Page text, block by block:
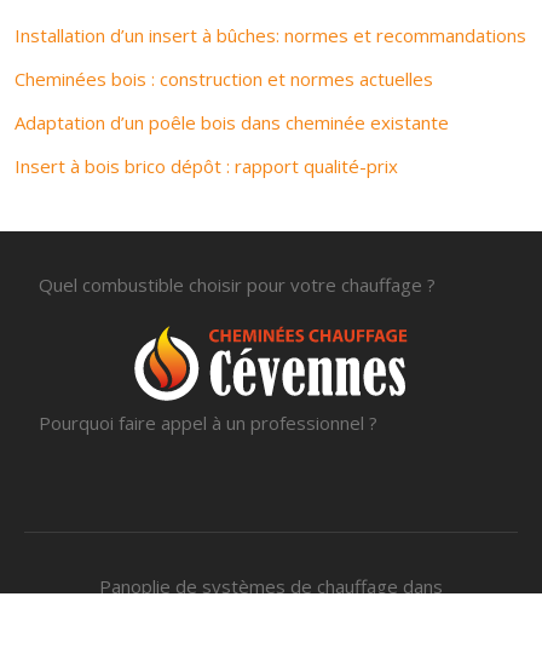
Installation d’un insert à bûches: normes et recommandations
Cheminées bois : construction et normes actuelles
Adaptation d’un poêle bois dans cheminée existante
Insert à bois brico dépôt : rapport qualité-prix
Quel combustible choisir pour votre chauffage ?
Pourquoi faire appel à un professionnel ?
Panoplie de systèmes de chauffage dans